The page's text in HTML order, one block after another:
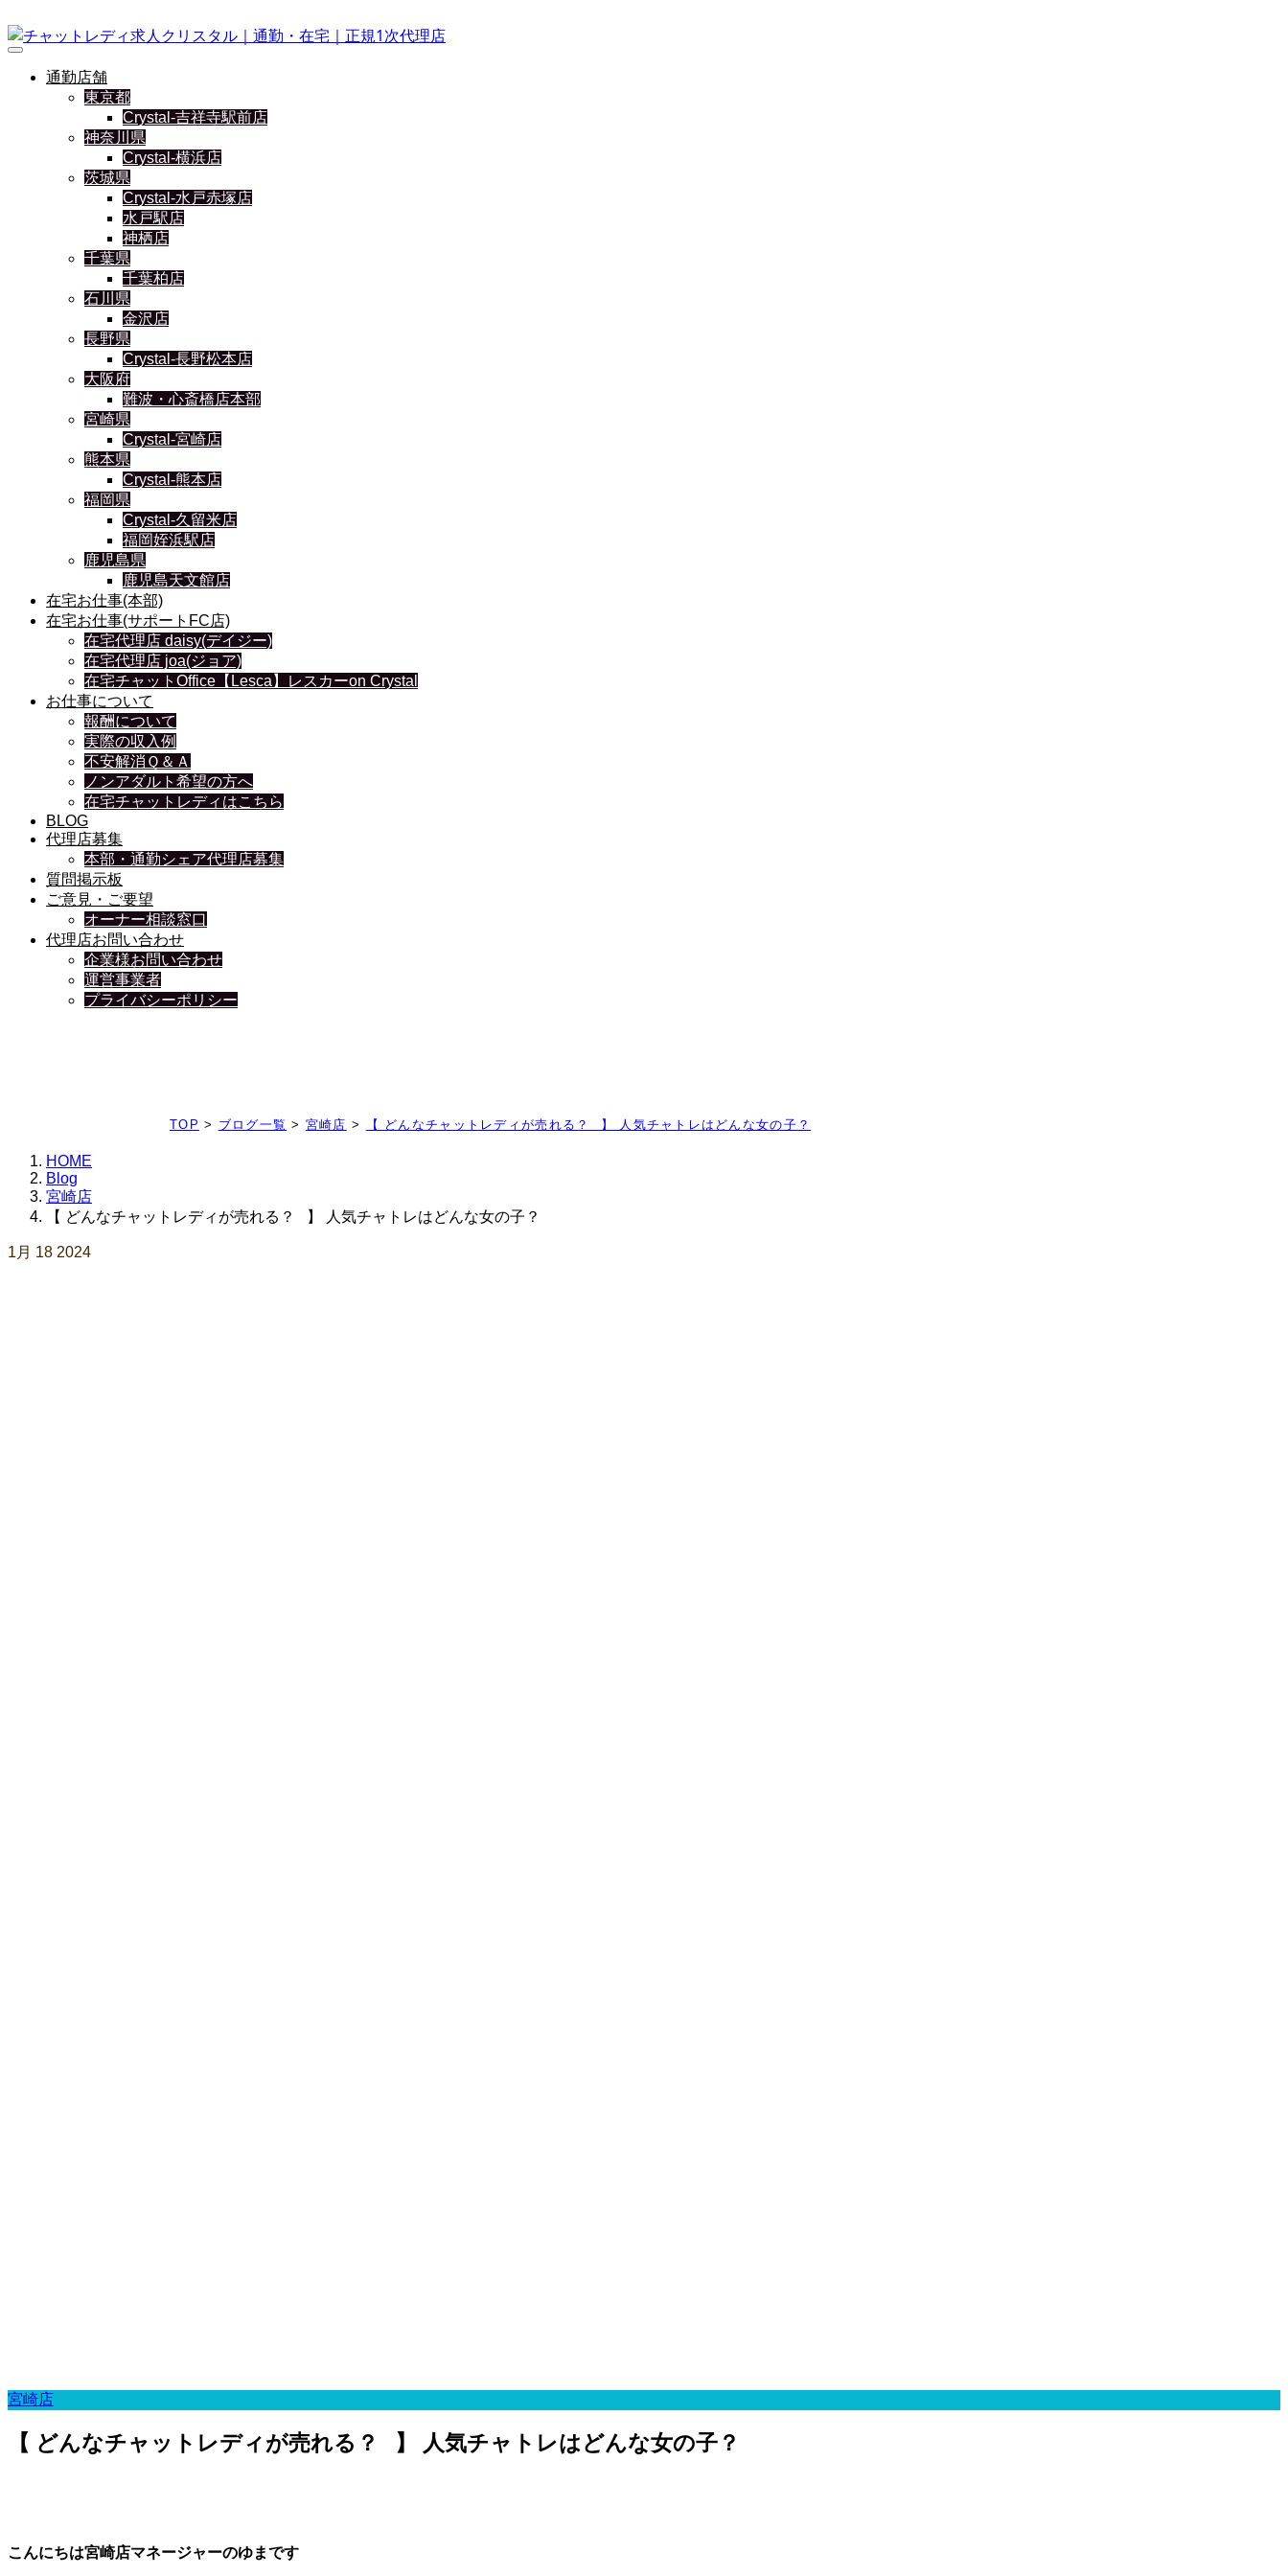
通勤店舗
東京都
Crystal-吉祥寺駅前店
神奈川県
Crystal-横浜店
茨城県
Crystal-水戸赤塚店
水戸駅店
神栖店
千葉県
千葉柏店
石川県
金沢店
長野県
Crystal-長野松本店
大阪府
難波・心斎橋店本部
宮崎県
Crystal-宮崎店
熊本県
Crystal-熊本店
福岡県
Crystal-久留米店
福岡姪浜駅店
鹿児島県
鹿児島天文館店
在宅お仕事(本部)
在宅お仕事(サポートFC店)
在宅代理店 daisy(デイジー)
在宅代理店 joa(ジョア)
在宅チャットOffice【Lesca】レスカーon Crystal
お仕事について
報酬について
実際の収入例
不安解消Ｑ＆Ａ
ノンアダルト希望の方へ
在宅チャットレディはこちら
BLOG
代理店募集
本部・通勤シェア代理店募集
質問掲示板
ご意見・ご要望
オーナー相談窓口
代理店お問い合わせ
企業様お問い合わせ
運営事業者
プライバシーポリシー
TOP > ブログ一覧 > 宮崎店 > 【 どんなチャットレディが売れる？⠀】 人気チャトレはどんな女の子？
HOME
Blog
宮崎店
【 どんなチャットレディが売れる？⠀】 人気チャトレはどんな女の子？
1月 18 2024
宮崎店
【 どんなチャットレディが売れる？⠀】 人気チャトレはどんな女の子？
こんにちは宮崎店マネージャーのゆまです